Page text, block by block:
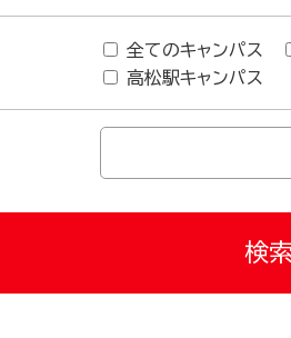
全てのキャンパス
高松駅キャンパス